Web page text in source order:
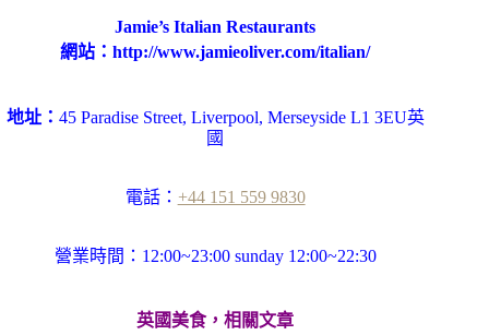
Jamie’s Italian Restaurants
網站：http://www.jamieoliver.com/italian/
地址： 45 Paradise Street, Liverpool, Merseyside L1 3EU英
國
電話： +44 151 559 9830
營業時間：12:00~23:00 sunday 12:00~22:30
英國美食，相關文章